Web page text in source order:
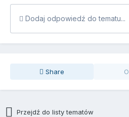
Dodaj odpowiedź do tematu...
Share
Przejdź do listy tematów